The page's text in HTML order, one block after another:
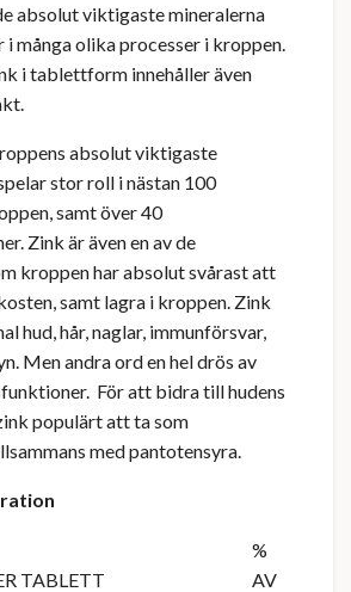
absolut viktigaste mineralerna
i många olika processer i kroppen.
i tablettform innehåller även
absolut viktigaste
stor roll i nästan 100
samt över 40
Zink är även en av de
kroppen har absolut svårast att
samt lagra i kroppen. Zink
hud, hår, naglar, immunförsvar,
Men andra ord en hel drös av
För att bidra till hudens
populärt att ta som
med pantotensyra.
TABLETT
%
AV